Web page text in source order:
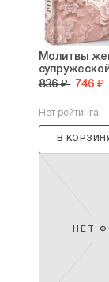
Молитвы
836 ₽ 746 ₽
Нет рейтинга
В
НЕТ